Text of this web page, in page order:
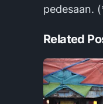
pedesaan.
Related